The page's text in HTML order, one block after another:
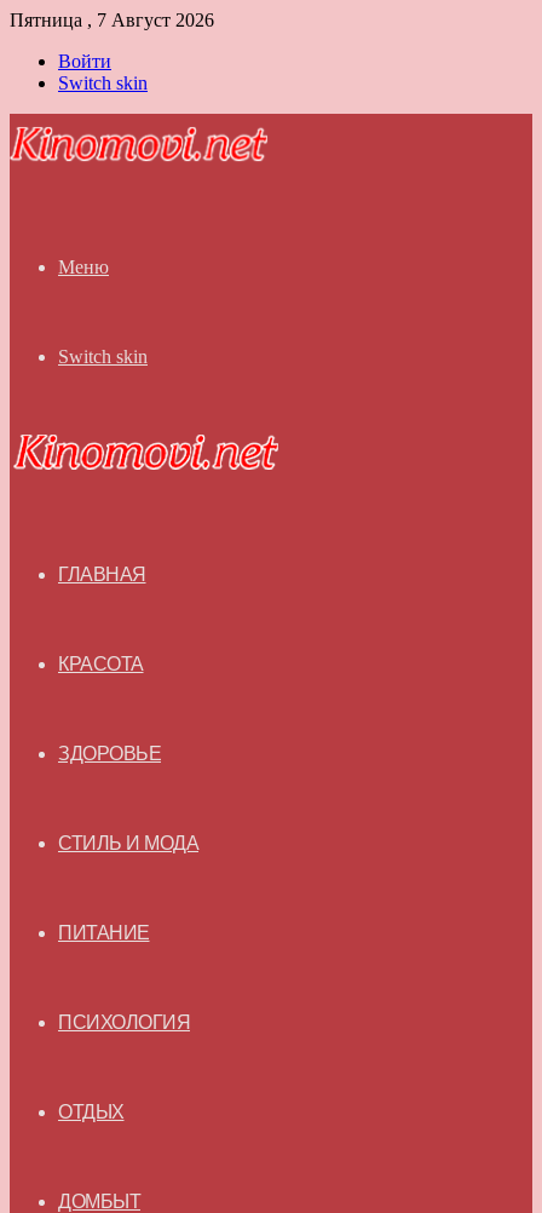
Пятница , 7 Август 2026
Войти
Switch skin
Меню
Switch skin
ГЛАВНАЯ
КРАСОТА
ЗДОРОВЬЕ
СТИЛЬ И МОДА
ПИТАНИЕ
ПСИХОЛОГИЯ
ОТДЫХ
ДОМБЫТ